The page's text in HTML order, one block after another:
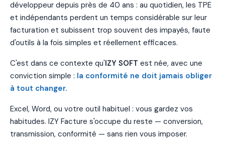
développeur depuis près de 40 ans : au quotidien, les TPE
et indépendants perdent un temps considérable sur leur
facturation et subissent trop souvent des impayés, faute
d'outils à la fois simples et réellement efficaces.
C'est dans ce contexte qu'IZY SOFT est née, avec une
conviction simple : la conformité ne doit jamais obliger
à tout changer.
Excel, Word, ou votre outil habituel : vous gardez vos
habitudes. IZY Facture s'occupe du reste — conversion,
transmission, conformité — sans rien vous imposer.